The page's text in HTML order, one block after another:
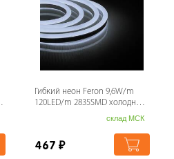
Гибкий неон Feron 9,6W/m
120LED/m 2835SMD холодный
склад МСК
467 ₽